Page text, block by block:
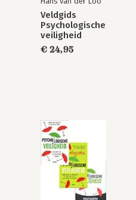
Veldgids
Psychologische
veiligheid
€ 24,95